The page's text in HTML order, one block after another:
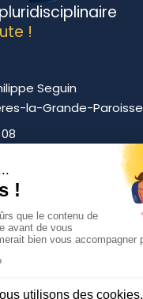
!
Seguin
la-Grande-Paroisse
indépendant